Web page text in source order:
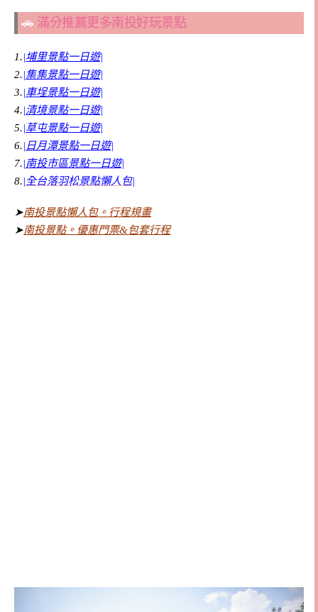
🚗 滿分推薦更多南投好玩景點
1.|埔里景點一日遊|
2.|集集景點一日遊|
3.|車埕景點一日遊|
4.|清境景點一日遊|
5.|草屯景點一日遊|
6.|日月潭景點一日遊|
7.|南投市區景點一日遊|
8.|全台落羽松景點懶人包|
➤南投景點懶人包。行程規畫
➤南投景點。優惠門票&包套行程